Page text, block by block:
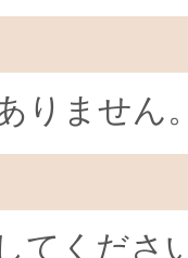
りません
てくださ